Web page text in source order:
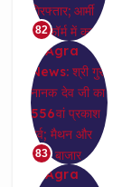
82
83